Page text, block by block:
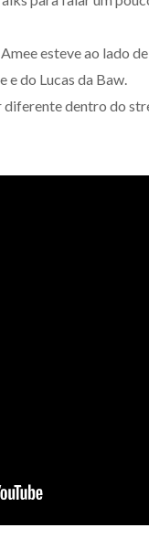
esteve ao lado
e do Lucas da Baw.
diferente dentro do